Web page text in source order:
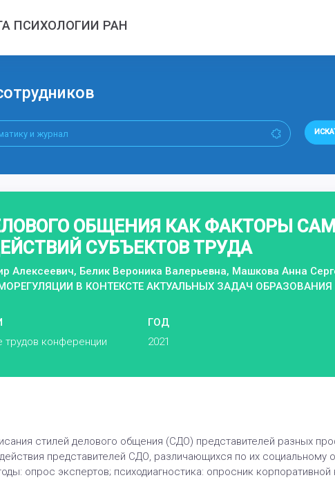
ПСИХОЛОГИИ РАН
ОБЩЕНИЯ КАК ФАКТОРЫ
СУБЪЕКТОВ ТРУДА
Алексеевич, Белик Вероника Валерьевна, Машкова Анна
В КОНТЕКСТЕ АКТУАЛЬНЫХ ЗАДАЧ ОБРАЗОВАНИЯ
трудов конференции
ГОД
2021
стилей делового общения (СДО) представителей разных
представителей СДО, различающихся по их социальному
опрос экспертов; психодиагностика: опросник